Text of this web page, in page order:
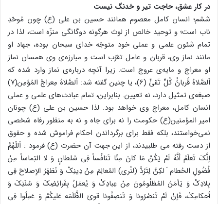
در کار عشق، حاجت تیر و خدنگ نیست
ششم؛ انسان کامل معصوم همانند حسین بن علی (ع) چون مُوحّدِ
ناب است؛ و توحید خالص از لوث هرگونه دوگانگی منزّه است، لذا در
تمام شئون علمی و عملی خود متوجّه خدای سبحان بوده، جهاد او
مانند نماز وی، قربان و عامل تقرّب است و مبارزه‌ی وی همسان نماز
او معراج و مایه‌ی عروج است. زیرا آنچه درباره‌ی نماز وارد شده که
اَلصَّلاهُ قُربانُُ کُلِّ تَقیٍّ‌ (6)، یا چنین گفته شد: اَلصَّلاهُ مِعراجُ المُؤمِن(۷)
صبغه‌ی تمثیل دارد، نه تعیین. بنابراین، تمام عبادت‌های علمی و عملی
انسان کامل، معراج وی خواهد بود. لذا حسین بن علی (ع) چونان
امیر المؤمنین(ع) حکومت را نه برای جاه و نه به منظور رفاه شخصی
نمی‌خواستند، بلکه فقط برای برگرداندن احکام فراموش شده و حقوق
از دست رفته می طلبیدند، از این جهت آن حضرت (ع) فرمود : اَللّهُمَّ
إنَّکَ تَعلَمُ أنَّهُ لَمْ یَکُنْ مَا کانَ مِنّا تَنافُساً فِی سُلطانٍ وَ لا التِماساً مِنْ
فُضُولِ الحُطام َ لکِنَّ لِتَرُدَّ (لنُری) المُعالِمَ مِنْ دِینِکْ وَ نَظهَرُ الإصلاحَ فِی
بِلادِکْ وَ یَأمَنُ المُظلُومُونَ مِنْ عِبادِکْ وَ یُعمَلُ بِفَرائِضِکَ وَ سُنَنِکَ وَ
أحکامِکْ، فَإنْ لَمْ تَنصُرُونا وَ تَنصِفُونا قویَ الظَّلَمَه عَلیکُمْ وَ عَمِلُوا فِی